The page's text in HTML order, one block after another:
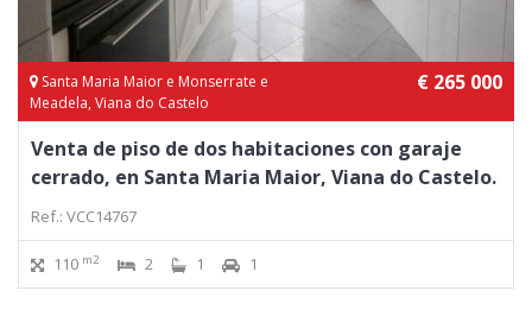
Santa Maria Maior e Monserrate e
Meadela, Viana do Castelo
€ 265 000
Venta de piso de dos habitaciones con garaje
cerrado, en Santa Maria Maior, Viana do Castelo.
Ref.: VCC14767
110 m2 2 1 1